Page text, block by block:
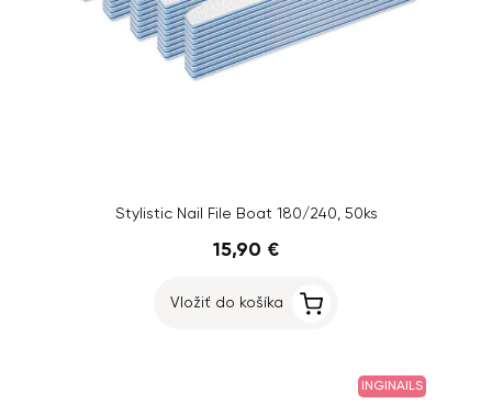
Stylistic Nail File Boat 180/240, 50ks
15,90 €
Vložiť do košíka
INGINAILS